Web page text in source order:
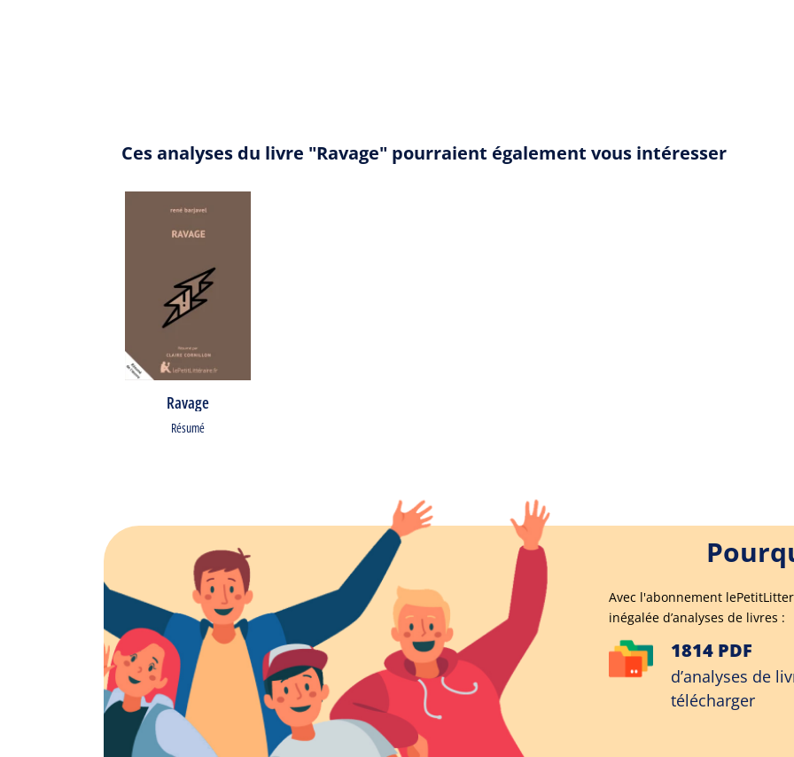
Ces analyses du livre "Ravage" pourraient également vous intéresser
Ravage
Résumé
Avec l'abonnement
inégalée d’analyses de livres :
1814 PDF
d’analyses de
télécharger